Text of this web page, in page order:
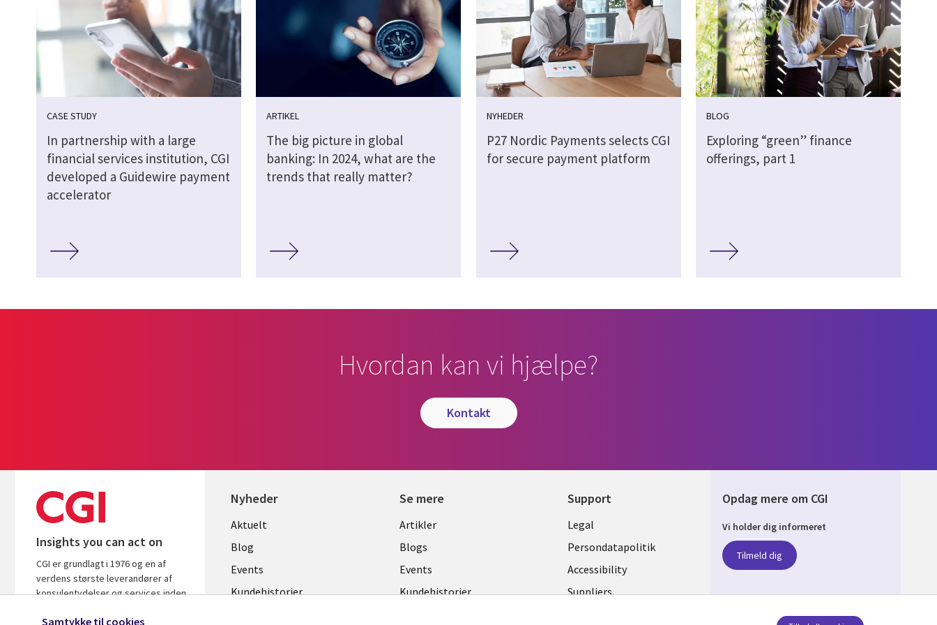
CASE STUDY
In partnership with a large
financial services institution, CGI
developed a Guidewire payment
accelerator
ARTIKEL
The big picture in global
banking: In 2024, what are the
trends that really matter?
NYHEDER
P27 Nordic Payments selects CGI
for secure payment platform
BLOG
Exploring “green” finance
offerings, part 1
Hvordan kan vi hjælpe?
kontakt
Insights you can act on
CGI er grundlagt i 1976 og en af
verdens største leverandører af
konsulentydelser og services inden
leverer indsigt og løsninger, der
Nyheder
Useful
links
DENMARK
Aktuelt
Blog
Events
Kundehistorier
Se mere
Library
Links
DENMARK
Artikler
Blogs
Events
Kundehistorier
Support
Legal
DENMARK
Legal
Persondatapolitik
Accessibility
Suppliers
Opdag mere om CGI
Vi holder dig informeret
Tilmeld dig
Samtykke til cookies